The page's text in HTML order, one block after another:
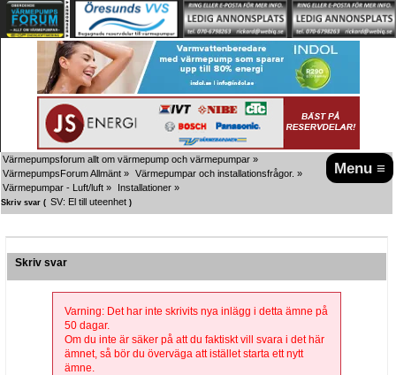
Menu ≡
Värmepumpsforum allt om värmepump och värmepumpar »
VärmepumpsForum Allmänt » Värmepumpar och installationsfrågor. »
Värmepumpar - Luft/luft » Installationer »
Skriv svar ( SV: El till uteenhet )
Skriv svar
Varning: Det har inte skrivits nya inlägg i detta ämne på
50 dagar.
Om du inte är säker på att du faktiskt vill svara i det här
ämnet, så bör du överväga att istället starta ett nytt
ämne.